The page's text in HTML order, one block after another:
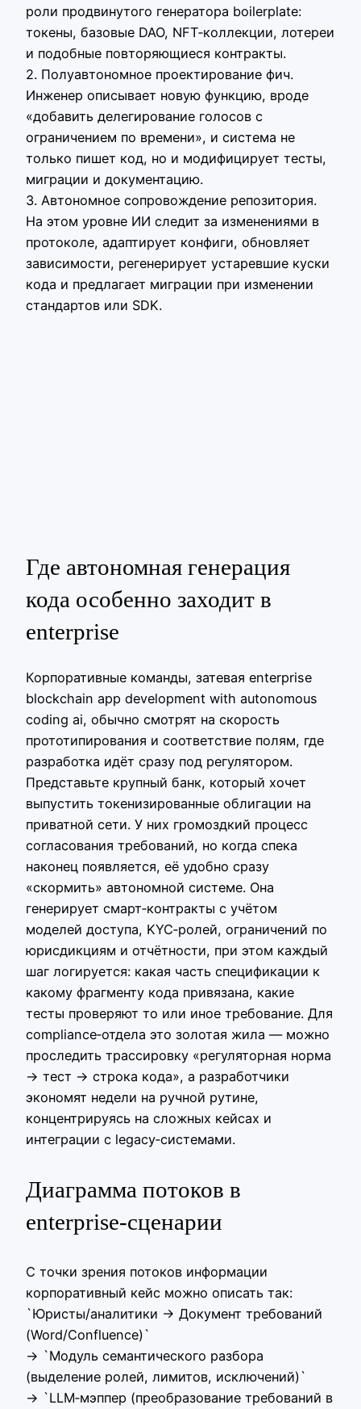
роли продвинутого генератора boilerplate:
токены, базовые DAO, NFT‑коллекции, лотереи
и подобные повторяющиеся контракты.
2. Полуавтономное проектирование фич.
Инженер описывает новую функцию, вроде
«добавить делегирование голосов с
ограничением по времени», и система не
только пишет код, но и модифицирует тесты,
миграции и документацию.
3. Автономное сопровождение репозитория.
На этом уровне ИИ следит за изменениями в
протоколе, адаптирует конфиги, обновляет
зависимости, регенерирует устаревшие куски
кода и предлагает миграции при изменении
стандартов или SDK.
Где автономная генерация
кода особенно заходит в
enterprise
Корпоративные команды, затевая enterprise
blockchain app development with autonomous
coding ai, обычно смотрят на скорость
прототипирования и соответствие полям, где
разработка идёт сразу под регулятором.
Представьте крупный банк, который хочет
выпустить токенизированные облигации на
приватной сети. У них громоздкий процесс
согласования требований, но когда спека
наконец появляется, её удобно сразу
«скормить» автономной системе. Она
генерирует смарт‑контракты с учётом
моделей доступа, KYC‑ролей, ограничений по
юрисдикциям и отчётности, при этом каждый
шаг логируется: какая часть спецификации к
какому фрагменту кода привязана, какие
тесты проверяют то или иное требование. Для
compliance‑отдела это золотая жила — можно
проследить трассировку «регуляторная норма
→ тест → строка кода», а разработчики
экономят недели на ручной рутине,
концентрируясь на сложных кейсах и
интеграции с legacy‑системами.
Диаграмма потоков в
enterprise‑сценарии
С точки зрения потоков информации
корпоративный кейс можно описать так:
`Юристы/аналитики → Документ требований
(Word/Confluence)`
→ `Модуль семантического разбора
(выделение ролей, лимитов, исключений)`
→ `LLM‑мэппер (преобразование требований в